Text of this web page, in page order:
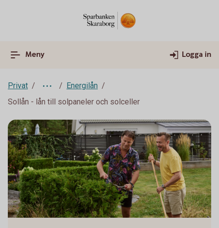
Meny Logga in
Privat
Energilån
Sollån - lån till solpaneler och solceller